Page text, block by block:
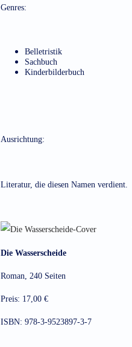
Genres:
Belletristik
Sachbuch
Kinderbilderbuch
Ausrichtung:
Literatur, die diesen Namen verdient.
Die Wasserscheide
Roman, 240 Seiten
Preis: 17,00 €
ISBN: 978-3-9523897-3-7